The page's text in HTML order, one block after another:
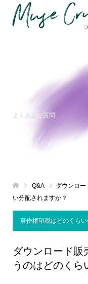
よくあるご質問
Q&A
ダウンロー
い分配されますか？
著作権印税はどのくら
ダウンロード販
うのはどのくら